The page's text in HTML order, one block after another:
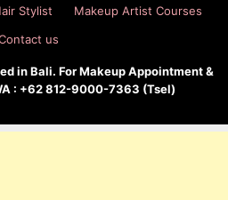
Stylist
Makeup Artist Courses
us
in Bali. For Makeup Appointment &
: +62 812-9000-7363 (Tsel)